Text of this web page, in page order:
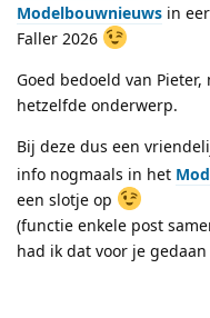
Modelbouwnieuws in
Faller 2026
Goed bedoeld van
hetzelfde onderwerp.
Bij deze dus een
info nogmaals in het
een slotje op
(functie enkele post
had ik dat voor je gedaan